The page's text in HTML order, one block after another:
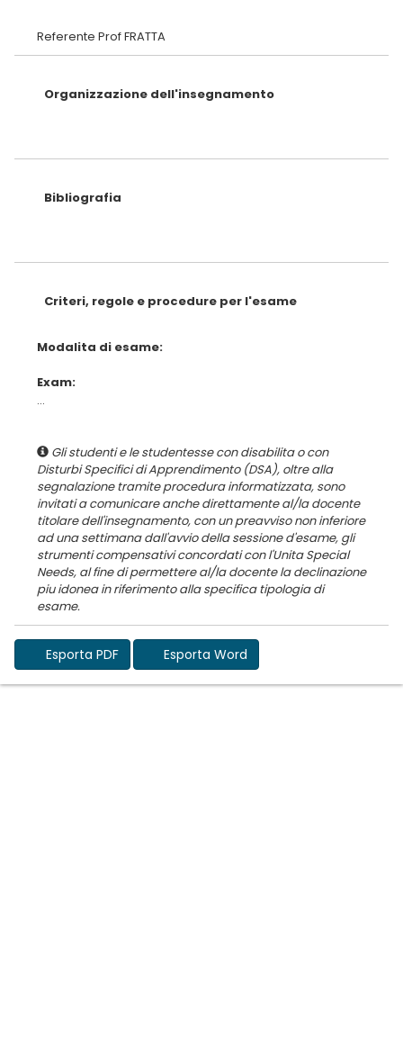
Organizzazione dell'insegnamento
Bibliografia
Criteri, regole e procedure per l'esame
Modalita di esame:
Exam:
...
Gli studenti e le studentesse con disabilita o con
Disturbi Specifici di Apprendimento (DSA), oltre alla
segnalazione tramite procedura informatizzata, sono
invitati a comunicare anche direttamente al/la docente
titolare dell'insegnamento, con un preavviso non inferiore
ad una settimana dall'avvio della sessione d'esame, gli
strumenti compensativi concordati con l'Unita Special
Needs, al fine di permettere al/la docente la declinazione
piu idonea in riferimento alla specifica tipologia di
Esporta PDF Esporta Word